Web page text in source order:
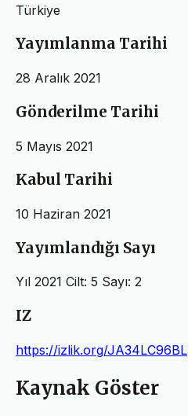
Türkiye
Yayımlanma Tarihi
28 Aralık 2021
Gönderilme Tarihi
5 Mayıs 2021
Kabul Tarihi
10 Haziran 2021
Yayımlandığı Sayı
Yıl 2021 Cilt: 5 Sayı: 2
IZ
https://izlik.org/JA34LC96BL
Kaynak Göster